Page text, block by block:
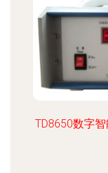
TD8650数字